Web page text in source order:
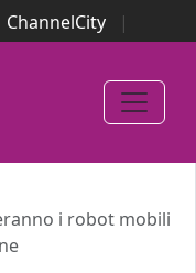
ChannelCity
|
| Italian Channel
Italian Security
i robot mobili